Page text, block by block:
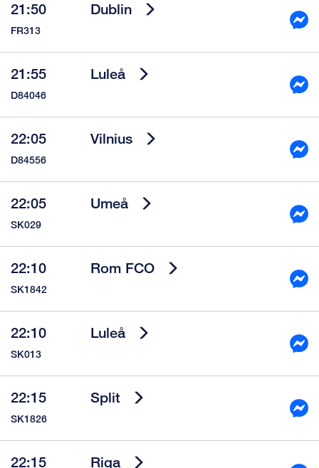
21:50 Dublin
FR313
21:55 Luleå
D84046
22:05 Vilnius
D84556
22:05 Umeå
SK029
22:10 Rom FCO
SK1842
22:10 Luleå
SK013
22:15 Split
SK1826
22:15 Riga